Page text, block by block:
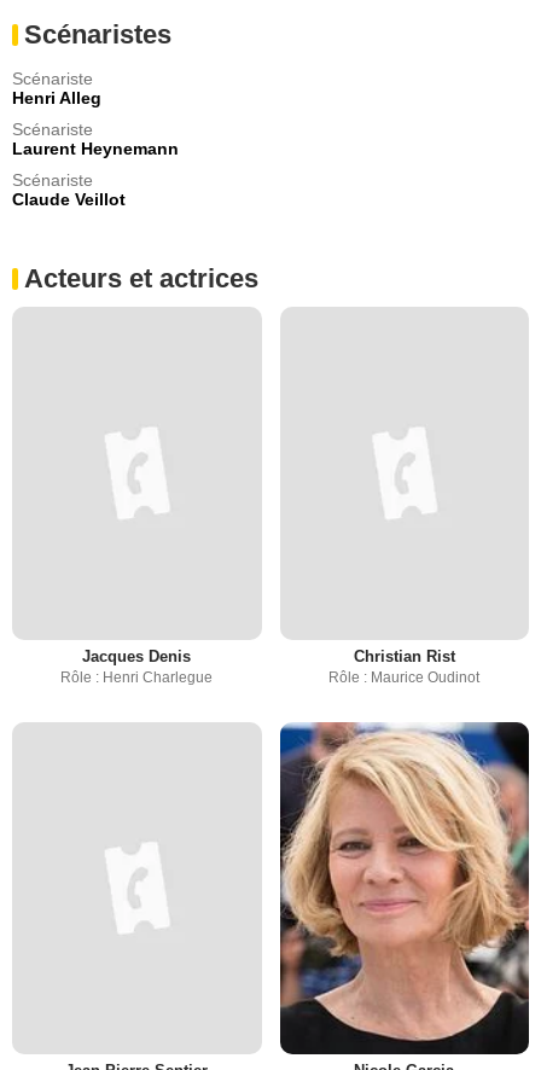
Scénaristes
Scénariste
Henri Alleg
Scénariste
Laurent Heynemann
Scénariste
Claude Veillot
Acteurs et actrices
Jacques Denis
Rôle : Henri Charlegue
Christian Rist
Rôle : Maurice Oudinot